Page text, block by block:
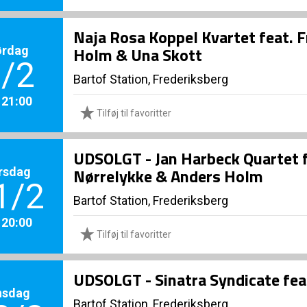
2
Naja Rosa Koppel Kvartet feat.
Holm & Una Skott
Bartof Station, Frederiksberg
Tilføj til favoritter
2
UDSOLGT - Jan Harbeck
Nørrelykke & Anders Holm
Bartof Station, Frederiksberg
Tilføj til favoritter
UDSOLGT - Sinatra Syndicate
Bartof Station, Frederiksberg